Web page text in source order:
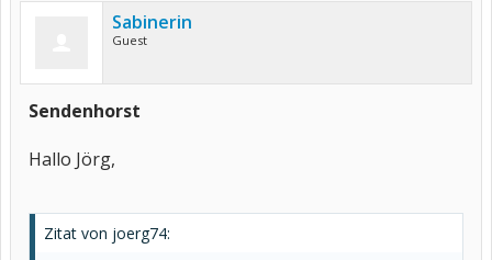
Sabinerin
Guest
Sendenhorst
Hallo Jörg,
Zitat von joerg74: